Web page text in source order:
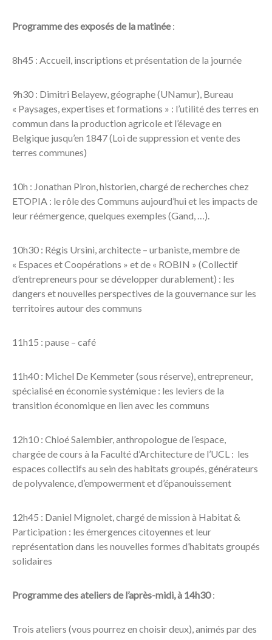
Programme des exposés de la matinée:
8h45 : Accueil, inscriptions et présentation de la journée
9h30 : Dimitri Belayew, géographe (UNamur), Bureau
« Paysages, expertises et formations » : l’utilité des terres en
commun dans la production agricole et l’élevage en
Belgique jusqu’en 1847 (Loi de suppression et vente des
terres communes)
10h : Jonathan Piron, historien, chargé de recherches chez
ETOPIA : le rôle des Communs aujourd’hui et les impacts de
leur réémergence, quelques exemples (Gand, …).
10h30 : Régis Ursini, architecte – urbaniste, membre de
« Espaces et Coopérations » et de « ROBIN » (Collectif
d’entrepreneurs pour se développer durablement) : les
dangers et nouvelles perspectives de la gouvernance sur les
territoires autour des communs
11h15 : pause – café
11h40 : Michel De Kemmeter (sous réserve), entrepreneur,
spécialisé en économie systémique : les leviers de la
transition économique en lien avec les communs
12h10 : Chloé Salembier, anthropologue de l’espace,
chargée de cours à la Faculté d’Architecture de l’UCL : les
espaces collectifs au sein des habitats groupés, générateurs
de polyvalence, d’empowerment et d’épanouissement
12h45 : Daniel Mignolet, chargé de mission à Habitat &
Participation : les émergences citoyennes et leur
représentation dans les nouvelles formes d’habitats groupés
solidaires
Programme des ateliers de l’après-midi, à 14h30:
Trois ateliers (vous pourrez en choisir deux), animés par des